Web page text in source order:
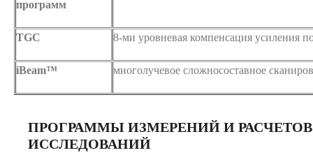
программ
TGC 8-ми уровневая компенсация усиления
iBeam™ многолучевое сложносоставное
ПРОГРАММЫ ИЗМЕРЕНИЙ И
ИССЛЕДОВАНИЙ